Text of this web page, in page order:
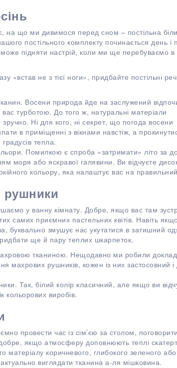
що ми дивимося перед сном – постільна
постільного комплекту починається день і
може підняти настрій, коли ми ще перебуваємо
«встав не з тієї ноги», придбайте постільні
Восени природа йде на заслужений
турботою. До того ж, натуральні матеріали
Ні для кого, ні секрет, що погода восени
в приміщенні з вікнами навстіж, а
тепла.
Помилкою є спроба «затримати» літо за
моря або яскравої галявини. Ви відчуєте
кольору, яка налаштує вас на
рушники
у ванну кімнату. Добре, якщо вас там
самих приємних пастельних квітів. Навіть
буквально змушує нас укутатися в затишний
ще й пару теплих шкарпеток.
тканиною. Нещодавно ми робили
махрових рушників, кожен із них застосовний і
Так, білий колір класичний, але якщо ви
кольорових виробів.
провести час із сім’єю за столом,
якщо атмосферу доповнюють теплі
матеріалу коричневого, глибокого зеленого або
виглядати тканина а-ля мішковина.